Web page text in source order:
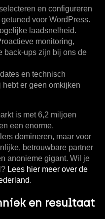
en configureren
voor WordPress.
laadsnelheid.
monitoring,
back-ups zijn bij ons de
en technisch
er geen omkijken
is met6,2 miljoen
een enorme,
domineren, maar voor
betrouwbare partner
anonieme gigant. Wil je
Lees hier meer over de
.
en resultaat